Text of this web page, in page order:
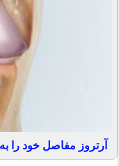
آرتروز مفاصل خود